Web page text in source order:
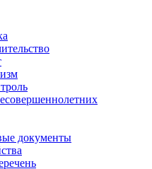
документы